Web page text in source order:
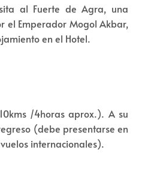
al Fuerte de Agra, una
el Emperador Mogol Akbar,
en el Hotel.
/4horas aprox.). A su
(debe presentarse en
internacionales).